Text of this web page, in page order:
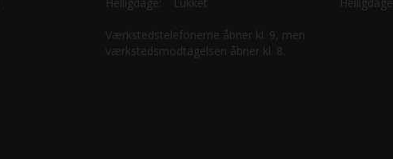
Værkstedstelefonerne åbner kl. 9, men
værkstedsmodtagelsen åbner kl. 8.